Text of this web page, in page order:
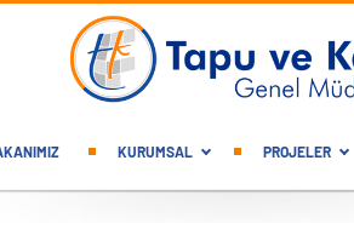
KURUMSAL PROJELER